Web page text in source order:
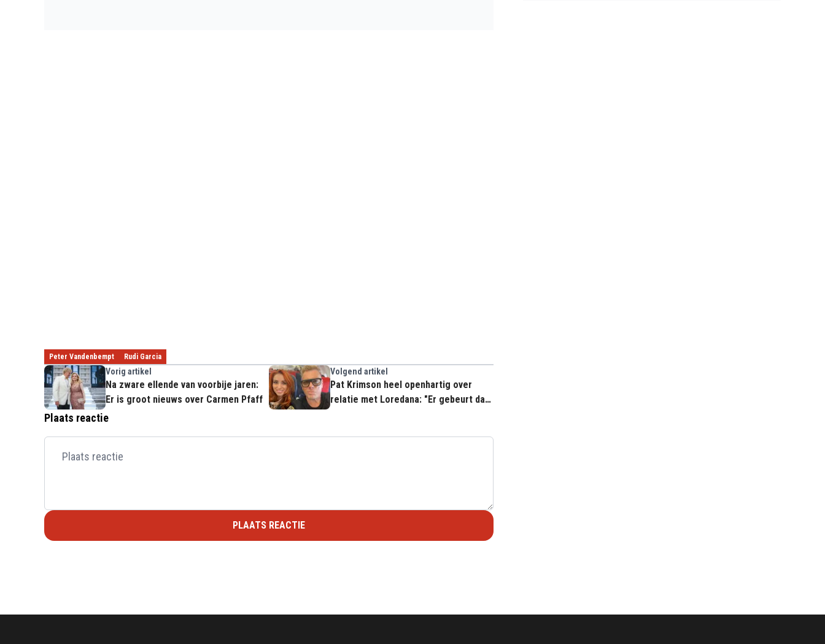
Peter Vandenbempt Rudi Garcia
Vorig artikel
Na zware ellende van voorbije jaren:
Er is groot nieuws over Carmen Pfaff
Volgend artikel
Pat Krimson heel openhartig over
relatie met Loredana: "Er gebeurt dan
Plaats reactie
PLAATS REACTIE